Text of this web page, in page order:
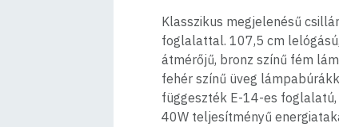
Klasszikus megjelenésű
foglalattal. 107,5 cm
átmérőjű, bronz színű fém
fehér színű üveg
függeszték E-14-es foglalatú,
40W teljesítményű